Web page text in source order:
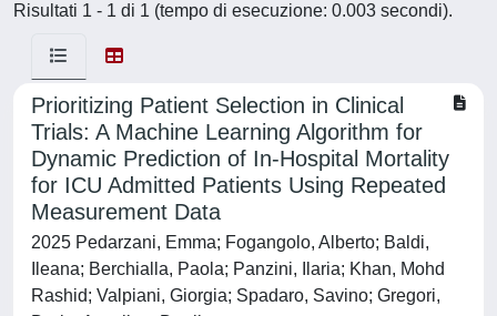
Risultati 1 - 1 di 1 (tempo di esecuzione: 0.003 secondi).
Prioritizing Patient Selection in Clinical
Trials: A Machine Learning Algorithm for
Dynamic Prediction of In-Hospital Mortality
for ICU Admitted Patients Using Repeated
Measurement Data
2025 Pedarzani, Emma; Fogangolo, Alberto; Baldi,
Ileana; Berchialla, Paola; Panzini, Ilaria; Khan, Mohd
Rashid; Valpiani, Giorgia; Spadaro, Savino; Gregori,